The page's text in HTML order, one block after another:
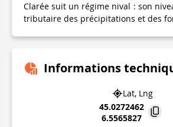
Clarée suit un régime nival : son
tributaire des précipitations et des
Informations
Lat, Lng
45.0272462
6.5565827